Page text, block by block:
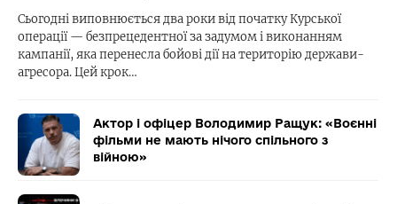
Сьогодні виповнюється два роки від початку Курської
операції — безпрецедентної за задумом і виконанням
кампанії, яка перенесла бойові дії на територію держави-
агресора. Цей крок…
Актор і офіцер Володимир Ращук: «Воєнні
фільми не мають нічого спільного з
війною»